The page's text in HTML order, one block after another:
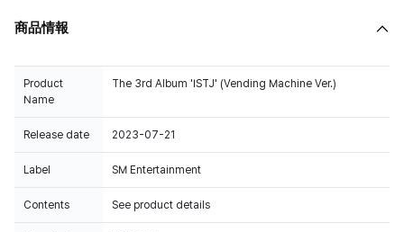
商品情報
Product
Name
The 3rd Album 'ISTJ' (Vending Machine Ver.)
Release date 2023-07-21
Label SM Entertainment
Contents See product details